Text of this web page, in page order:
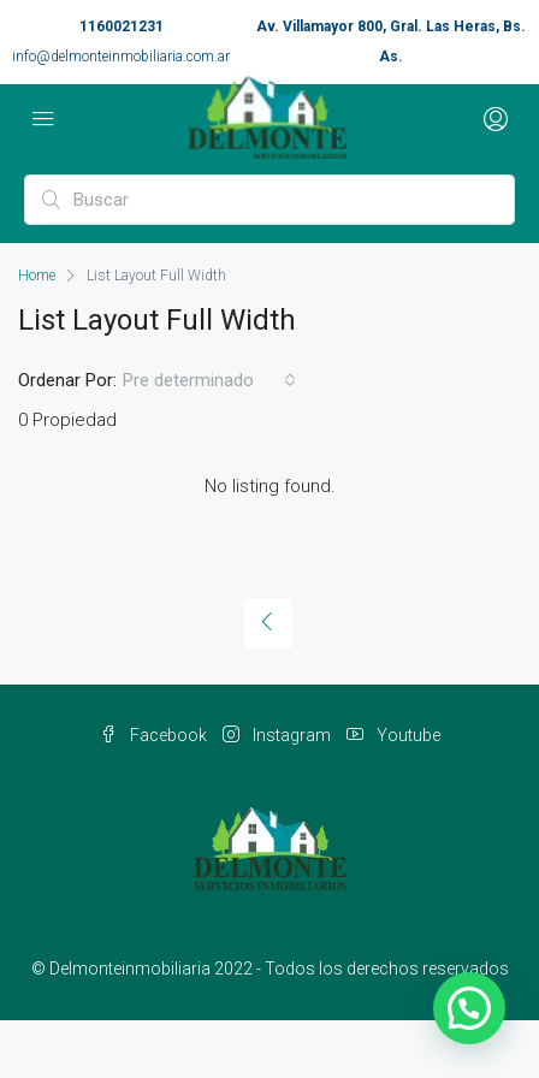
1160021231
info@delmonteinmobiliaria.com.ar
Av. Villamayor 800, Gral. Las Heras, Bs.
As.
Home List Layout Full Width
List Layout Full Width
0 Propiedad
Ordenar Por: Pre determinado
No listing found.
Facebook Instagram Youtube
© Delmonteinmobiliaria 2022 - Todos los derechos reservados